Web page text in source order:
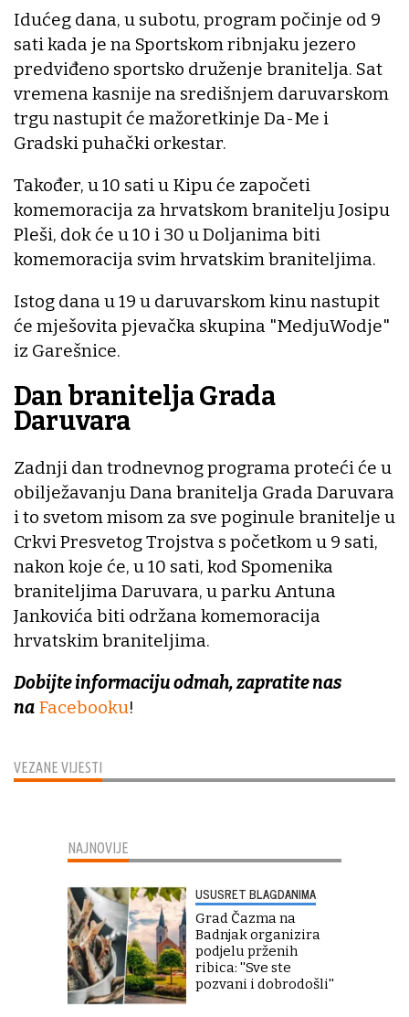
VEZANE VIJESTI
Idućeg dana, u subotu, program počinje od 9
sati kada je na Sportskom ribnjaku jezero
predviđeno sportsko druženje branitelja. Sat
vremena kasnije na središnjem daruvarskom
trgu nastupit će mažoretkinje Da-Me i
Gradski puhački orkestar.
Također, u 10 sati u Kipu će započeti
komemoracija za hrvatskom branitelju Josipu
Pleši, dok će u 10 i 30 u Doljanima biti
komemoracija svim hrvatskim braniteljima.
Istog dana u 19 u daruvarskom kinu nastupit
će mješovita pjevačka skupina "MedjuWodje"
iz Garešnice.
Dan branitelja Grada
Daruvara
Zadnji dan trodnevnog programa proteći će u
obilježavanju Dana branitelja Grada Daruvara
i to svetom misom za sve poginule branitelje u
Crkvi Presvetog Trojstva s početkom u 9 sati,
nakon koje će, u 10 sati, kod Spomenika
braniteljima Daruvara, u parku Antuna
Jankovića biti održana komemoracija
hrvatskim braniteljima.
Dobijte informaciju odmah, zapratite nas
na Facebooku!
NAJNOVIJE
USUSRET BLAGDANIMA
Grad Čazma na
Badnjak organizira
podjelu prženih
ribica: ''Sve ste
pozvani i dobrodošli''